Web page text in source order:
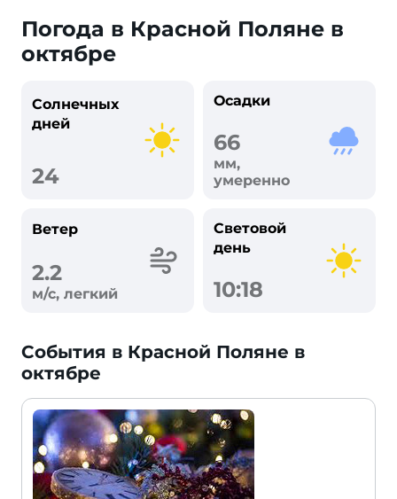
Погода в Красной Поляне в
октябре
Солнечных
дней
24
Осадки
66
мм,
умеренно
Ветер
2.2
м/с, легкий
Световой
день
10:18
События в Красной Поляне в
октябре